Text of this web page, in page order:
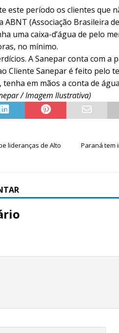
este período os clientes que
(Associação Brasileira
uma caixa-d’água de pelo
no mínimo.
A Sanepar conta com a
Cliente Sanepar é feito pelo
em mãos a conta de
/ Imagem Ilustrativa)
lideranças de Alto
Paraná tem